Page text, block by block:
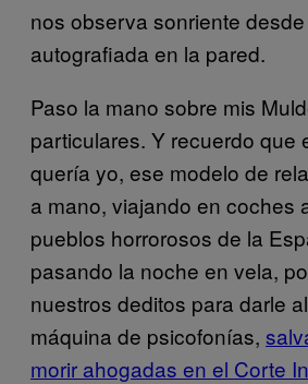
nos observa sonriente
autografiada en la pared.
Paso la mano sobre mis
particulares. Y recuerdo que
quería yo, ese modelo de
a mano, viajando en coches
pueblos horrorosos de la
pasando la noche en vela,
nuestros deditos para darle al
máquina de psicofonías,
morir ahogadas en el Corte